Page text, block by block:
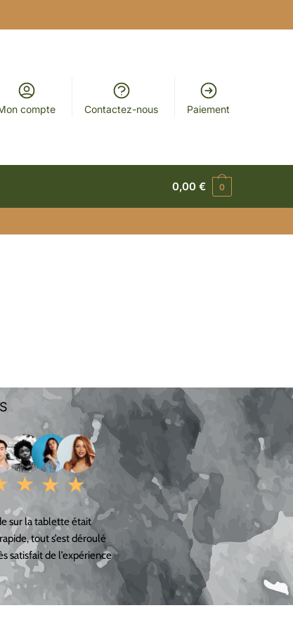
compte Contactez-nous Paiement
0,00€ 0
sur la tablette était
tout s’est déroulé
satisfait de l’expérience